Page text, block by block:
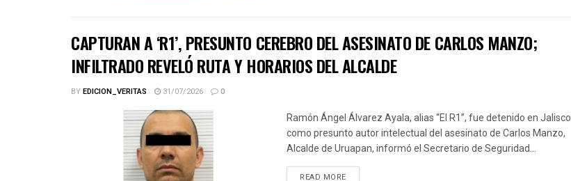
CAPTURAN A ‘R1’, PRESUNTO CEREBRO DEL ASESINATO DE CARLOS MANZO;
INFILTRADO REVELÓ RUTA Y HORARIOS DEL ALCALDE
BYEDICION_VERITAS 31/07/2026 0
Ramón Ángel Álvarez Ayala, alias “El R1”, fue detenido en Jalisco
como presunto autor intelectual del asesinato de Carlos Manzo,
Alcalde de Uruapan, informó el Secretario de Seguridad...
READ MORE